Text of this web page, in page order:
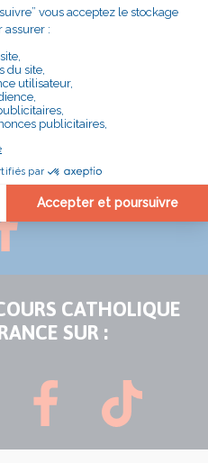
DU RHÔNE SUR
CATHOLIQUE
SUR :